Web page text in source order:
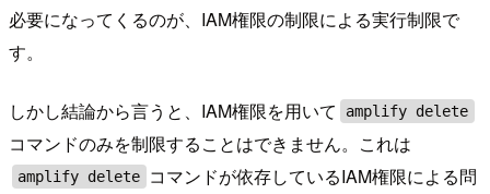
必要になってくるのが、IAM権限の制限による実行制限で
す。
しかし結論から言うと、IAM権限を用いて amplify delete
コマンドのみを制限することはできません。これは
amplify delete
コマンドが依存しているIAM権限による問